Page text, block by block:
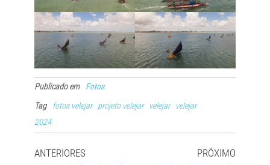
Publicado em
Fotos
Tag
fotos velejar projeto velejar velejar
velejar
2024
ANTERIORES
PRÓXIMO